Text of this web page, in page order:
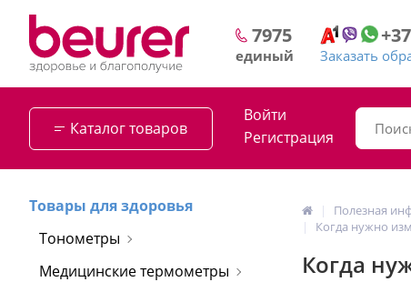
7975
единый Заказать
Каталог товаров
Войти
Регистрация
Товары для здоровья
Тонометры
Медицинские термометры
Полезная
Когда нужно
Когда